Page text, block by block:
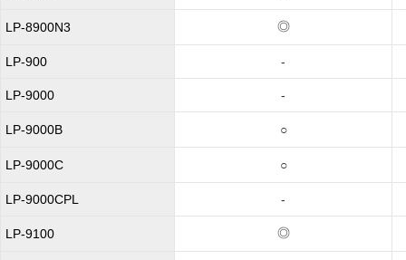
LP-8900N3 ◎
LP-900 -
LP-9000 -
LP-9000B ○
LP-9000C ○
LP-9000CPL -
LP-9100 ◎